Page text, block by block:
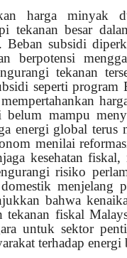
harga minyak
tekanan besar
Beban subsidi
berpotensi
tekanan
seperti
mampu
energi global terus
menilai
kesehatan
risiko
menjelang
bahwa
tekanan fiskal
untuk sektor
terhadap energi